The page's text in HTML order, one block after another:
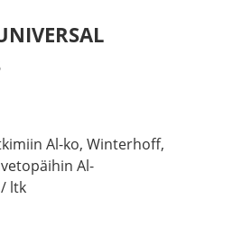
Al-ko, Winterhoff,
Al-
ltk